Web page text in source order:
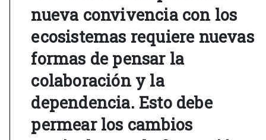
nueva convivencia con los
ecosistemas requiere nuevas
formas de pensar la
colaboración y la
dependencia. Esto debe
permear los cambios